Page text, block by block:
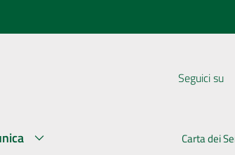
Seguici su
Carta dei